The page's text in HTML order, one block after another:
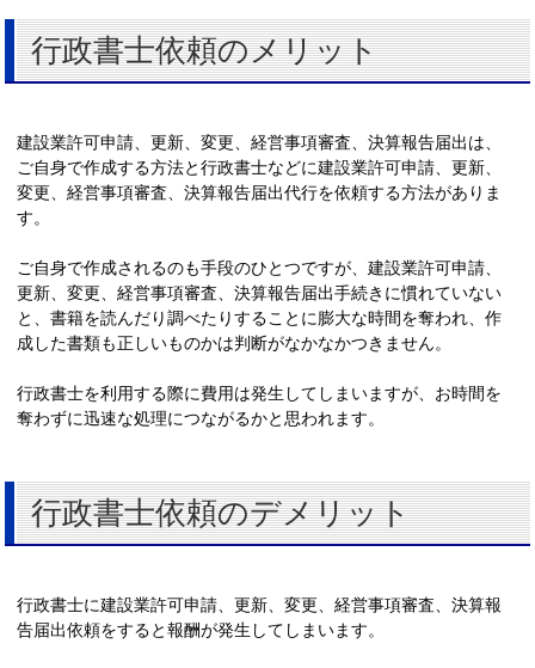
行政書士依頼のメリット
建設業許可申請、更新、変更、経営事項審査、決算報告届出は、
ご自身で作成する方法と行政書士などに建設業許可申請、更新、
変更、経営事項審査、決算報告届出代行を依頼する方法がありま
す。
ご自身で作成されるのも手段のひとつですが、建設業許可申請、
更新、変更、経営事項審査、決算報告届出手続きに慣れていない
と、書籍を読んだり調べたりすることに膨大な時間を奪われ、作
成した書類も正しいものかは判断がなかなかつきません。
行政書士を利用する際に費用は発生してしまいますが、お時間を
奪わずに迅速な処理につながるかと思われます。
行政書士依頼のデメリット
行政書士に建設業許可申請、更新、変更、経営事項審査、決算報
告届出依頼をすると報酬が発生してしまいます。